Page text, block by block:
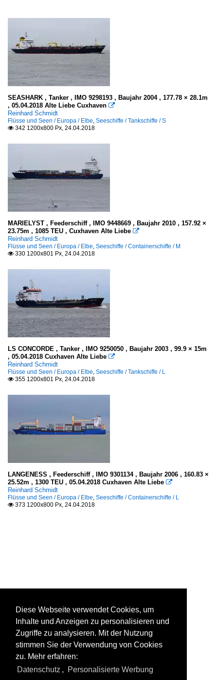
SEASHARK , Tanker , IMO 9298193 , Baujahr 2004 , 177.78 × 28.1m
, 05.04.2018 Alte Liebe Cuxhaven 
Reinhard Schmidt
Flüsse und Seen / Europa / Elbe, Seeschiffe / Tankschiffe / S
 342 1200x800 Px, 24.04.2018
MARIELYST , Feederschiff , IMO 9448669 , Baujahr 2010 , 157.92 ×
23.75m , 1085 TEU , Cuxhaven Alte Liebe 
Reinhard Schmidt
Flüsse und Seen / Europa / Elbe, Seeschiffe / Containerschiffe / M
 330 1200x801 Px, 24.04.2018
LS CONCORDE , Tanker , IMO 9250050 , Baujahr 2003 , 99.9 × 15m
, 05.04.2018 Cuxhaven Alte Liebe 
Reinhard Schmidt
Flüsse und Seen / Europa / Elbe, Seeschiffe / Tankschiffe / L
 355 1200x801 Px, 24.04.2018
LANGENESS , Feederschiff , IMO 9301134 , Baujahr 2006 , 160.83 ×
25.52m , 1300 TEU , 05.04.2018 Cuxhaven Alte Liebe 
Reinhard Schmidt
Flüsse und Seen / Europa / Elbe, Seeschiffe / Containerschiffe / L
 373 1200x800 Px, 24.04.2018
Diese Webseite verwendet Cookies, um
Inhalte und Anzeigen zu personalisieren und
Zugriffe zu analysieren. Mit der Nutzung
stimmen Sie der Verwendung von Cookies
zu. Mehr erfahren:
Datenschutz , Personalisierte Werbung